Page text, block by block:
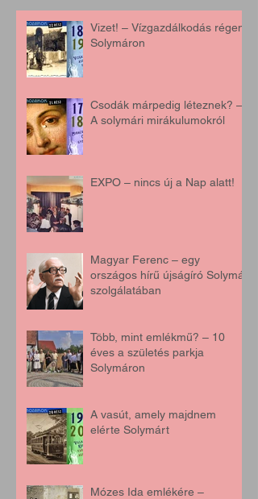
Vizet! – Vízgazdálkodás régen,
Solymáron
Csodák márpedig léteznek? –
A solymári mirákulumokról
EXPO – nincs új a Nap alatt!
Magyar Ferenc – egy
országos hírű újságíró Solymár
szolgálatában
Több, mint emlékmű? – 10
éves a születés parkja
Solymáron
A vasút, amely majdnem
elérte Solymárt
Mózes Ida emlékére –